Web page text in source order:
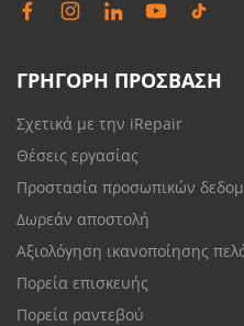
ΓΡΗΓΟΡΗ ΠΡΟΣΒΑΣΗ
Σχετικά με την iRepair
Θέσεις εργασίας
Προστασία προσωπικών
Δωρεάν αποστολή
Αξιολόγηση ικανοποίησης
Πορεία επισκευής
Πορεία ραντεβού